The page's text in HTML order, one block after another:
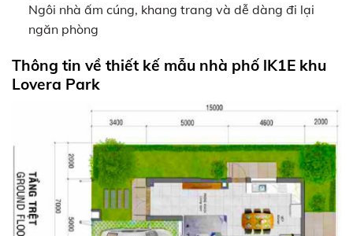
Ngôi nhà ấm cúng, khang trang và dễ dàng đi lại
ngăn phòng
Thông tin về thiết kế mẫu nhà phố lK1E khu
Lovera Park